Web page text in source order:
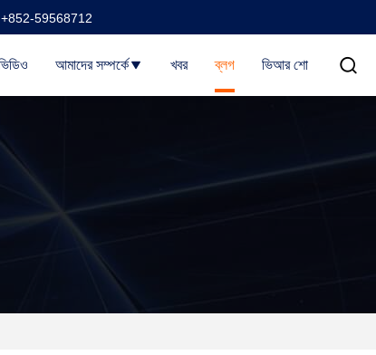
+852-59568712
আমাদের সম্পর্কে খবর ব্লগ ভিআর শো